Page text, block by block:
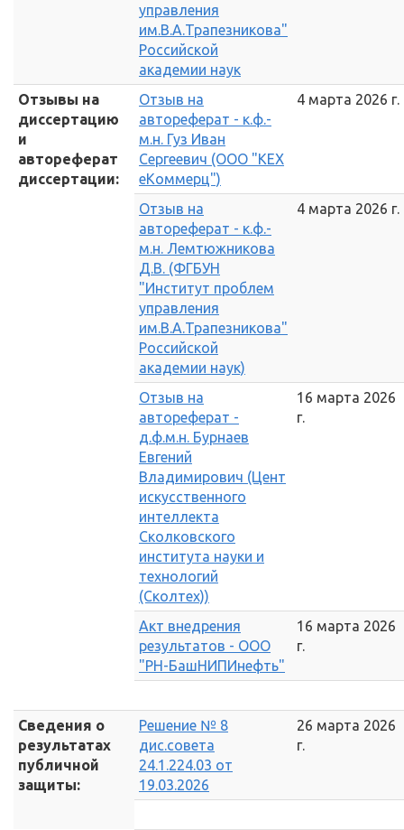
управления
им.В.А.Трапезникова"
Российской
академии наук
Отзывы на
диссертацию
и
автореферат
диссертации:
Отзыв на
автореферат - к.ф.-
м.н. Гуз Иван
Сергеевич (ООО "КЕХ
еКоммерц")
4 марта 2026 г.
Отзыв на
автореферат - к.ф.-
м.н. Лемтюжникова
Д.В. (ФГБУН
"Институт проблем
управления
им.В.А.Трапезникова"
Российской
академии наук)
4 марта 2026 г.
Отзыв на
автореферат -
д.ф.м.н. Бурнаев
Евгений
Владимирович (Цент
искусственного
интеллекта
Сколковского
института науки и
технологий
(Сколтех))
16 марта 2026
г.
Акт внедрения
результатов - ООО
"РН-БашНИПИнефть"
16 марта 2026
г.
Сведения о
результатах
публичной
защиты:
Решение № 8
дис.совета
24.1.224.03 от
19.03.2026
26 марта 2026
г.